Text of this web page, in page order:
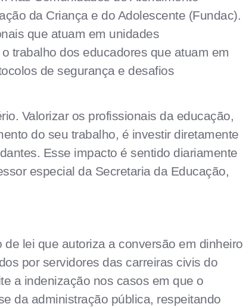
da Criança e do Adolescente (Fundac).
que atuam em unidades
trabalho dos educadores que atuam em
de segurança e desafios
Valorizar os profissionais da educação,
do seu trabalho, é investir diretamente
Esse impacto é sentido diariamente
especial da Secretaria da Educação,
lei que autoriza a conversão em dinheiro
por servidores das carreiras civis do
a indenização nos casos em que o
da administração pública, respeitando